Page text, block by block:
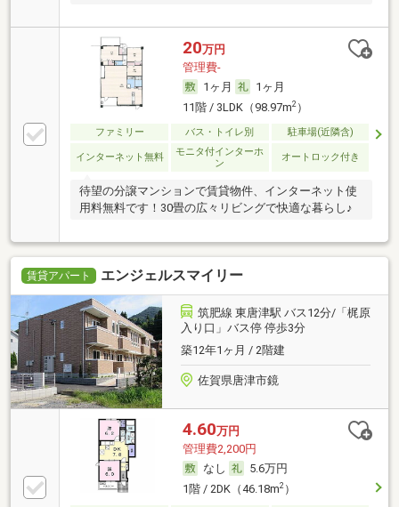
20万円
管理費-
1ヶ月
1ヶ月
11階 / 3LDK（98.97m2）
ファミリー バス・トイレ別 駐車場(近隣含)
インターネット無料
モニタ付インターホ
ン
オートロック付き
待望の分譲マンションで賃貸物件、インターネット使
用料無料です！30畳の広々リビングで快適な暮らし♪
賃貸アパート エンジェルスマイリー
筑肥線 東唐津駅 バス12分/「梶原
入り口」バス停 停歩3分
築12年1ヶ月 / 2階建
佐賀県唐津市鏡
4.60万円
管理費2,200円
なし
5.6万円
1階 / 2DK（46.18m2）